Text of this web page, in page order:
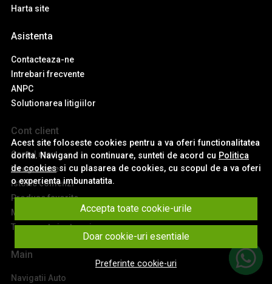
Acest site foloseste cookies pentru a va oferi functionalitatea
dorita. Navigand in continuare, sunteti de acord cu Politica
de cookiessi cu plasarea de cookies, cu scopul de a va oferi
o experienta imbunatatita.
Accepta toate cookie-urile
Doar cookie-uri esentiale
Preferinte cookie-uri
Harta site
Asistenta
Contacteaza-ne
Intrebari frecvente
ANPC
Solutionarea litigiilor
Cont client
Contul meu
Inregistrare
Istoric comenzi
Produse favorite
Metode de plata
Transport si retururi
Main
Navigatii Auto